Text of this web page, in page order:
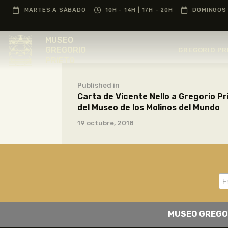
MARTES A SÁBADO 10H - 14H | 17H - 20H
MUSEO
Published in
Carta de Vicente Nello a Gregorio
del Museo de los Molinos del Mundo
19 octubre, 2018
MUSEO